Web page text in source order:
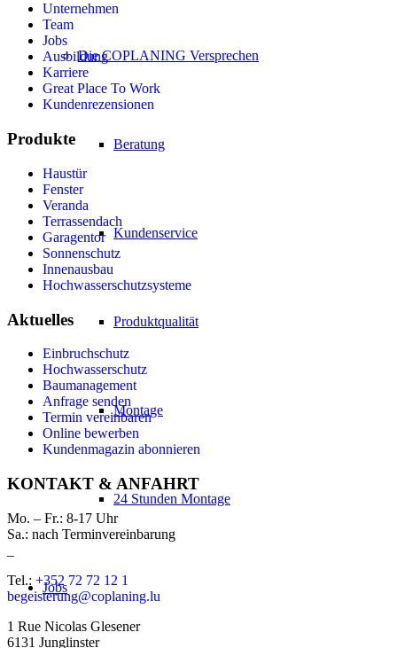
Die COPLANING Versprechen
Beratung
Kundenservice
Produktqualität
Montage
24 Stunden Montage
Jobs
Unternehmen
Team
Jobs
Ausbildung
Karriere
Great Place To Work
Kundenrezensionen
Produkte
Haustür
Fenster
Veranda
Terrassendach
Garagentor
Sonnenschutz
Innenausbau
Hochwasserschutzsysteme
Aktuelles
Einbruchschutz
Hochwasserschutz
Baumanagement
Anfrage senden
Termin vereinbaren
Online bewerben
Kundenmagazin abonnieren
KONTAKT & ANFAHRT
Mo. – Fr.: 8-17 Uhr
Sa.: nach Terminvereinbarung
Tel.: +352 72 72 12 1
begeisterung@coplaning.lu
1 Rue Nicolas Glesener
6131 Junglinster